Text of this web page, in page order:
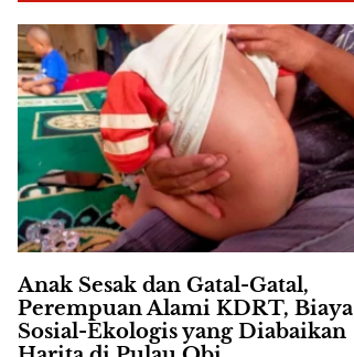
Anak Sesak dan Gatal-Gatal,
Perempuan Alami KDRT, Biaya
Sosial-Ekologis yang Diabaikan